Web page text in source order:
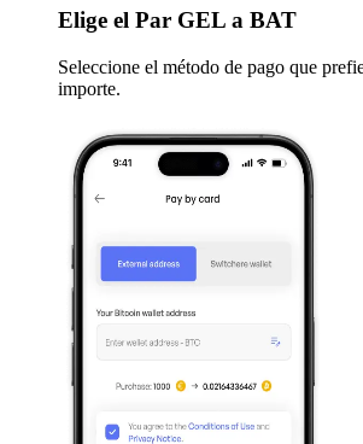
Elige el Par GEL a BAT
Seleccione el método de pago que
importe.